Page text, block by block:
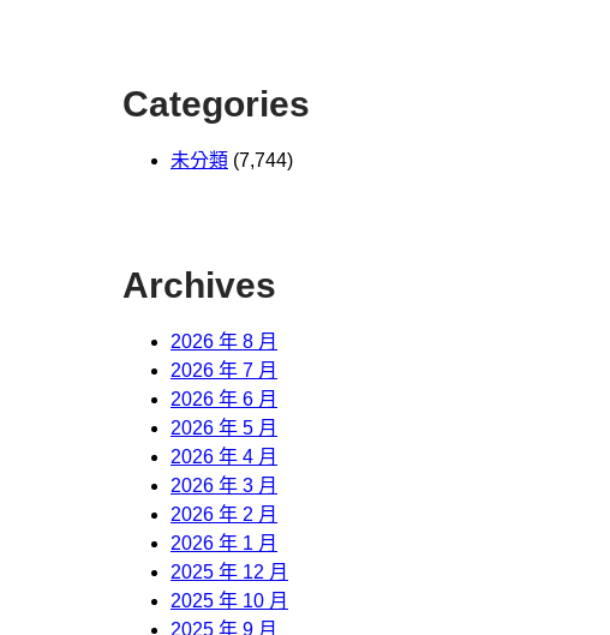
Categories
未分類 (7,744)
Archives
2026 年 8 月
2026 年 7 月
2026 年 6 月
2026 年 5 月
2026 年 4 月
2026 年 3 月
2026 年 2 月
2026 年 1 月
2025 年 12 月
2025 年 10 月
2025 年 9 月